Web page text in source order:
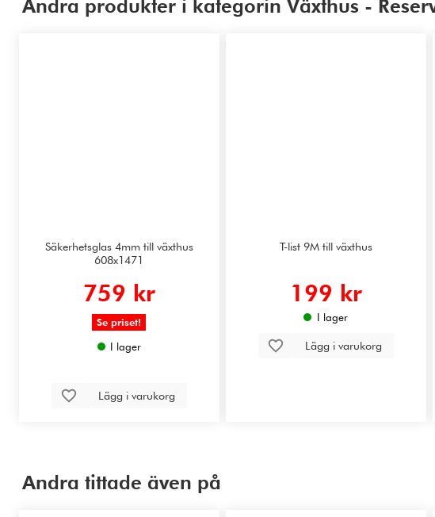
Andra produkter i kategorin Växthus -
Säkerhetsglas 4mm till växthus
608x1471
759 kr
Se priset!
I lager
Lägg i varukorg
T-list 9M till växthus
199 kr
I lager
Lägg i varukorg
Andra tittade även på